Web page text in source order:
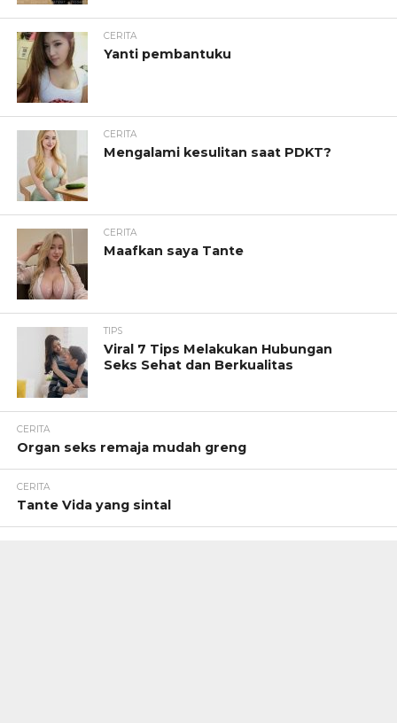
CERITA
Yanti pembantuku
CERITA
Mengalami kesulitan saat PDKT?
CERITA
Maafkan saya Tante
TIPS
Viral 7 Tips Melakukan Hubungan
Seks Sehat dan Berkualitas
CERITA
Organ seks remaja mudah greng
CERITA
Tante Vida yang sintal